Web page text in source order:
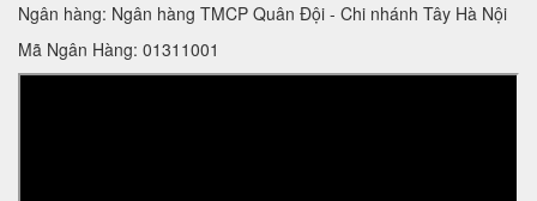
Ngân hàng: Ngân hàng TMCP Quân Đội - Chi nhánh Tây Hà Nội
Mã Ngân Hàng: 01311001